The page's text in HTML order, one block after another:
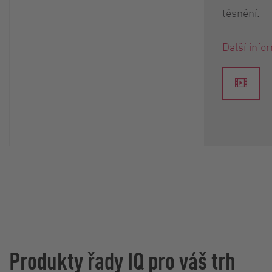
těsnění.
Další
Produkty řady IQ pro váš trh